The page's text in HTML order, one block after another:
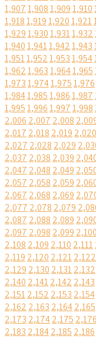
1,9071,9081,9091,910
1,9181,9191,9201,921
1,9291,9301,9311,932
1,9401,9411,9421,943
1,9511,9521,9531,954
1,9621,9631,9641,965
1,9731,9741,9751,976
1,9841,9851,9861,987
1,9951,9961,9971,998
2,006 2,007 2,008
2,017 2,018 2,019 2,020
2,027 2,028 2,029
2,037 2,038 2,039
2,047 2,048 2,049
2,057 2,058 2,059
2,067 2,068 2,069
2,077 2,078 2,079
2,087 2,088 2,089
2,097 2,098 2,099 2,100
2,108 2,109 2,110 2,111
2,119 2,120 2,1212,122
2,129 2,130 2,1312,132
2,140 2,1412,142 2,143
2,1512,152 2,153 2,154
2,162 2,163 2,1642,165
2,173 2,1742,175 2,176
2,183 2,1842,185 2,186